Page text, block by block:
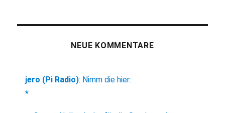
NEUE KOMMENTARE
jero (Pi Radio): Nimm die hier:
*